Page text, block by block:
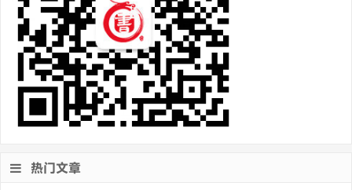
热门文章